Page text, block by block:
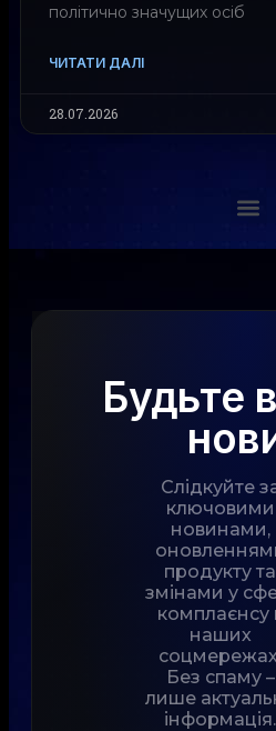
політично значущих осіб
ЧИТАТИ ДАЛІ
28.07.2026
Будьте
Слідкуйте
ключовими
новинами,
продукту та
змінами у
комплаєнсу
наших
Без спаму –
лише
інформація.